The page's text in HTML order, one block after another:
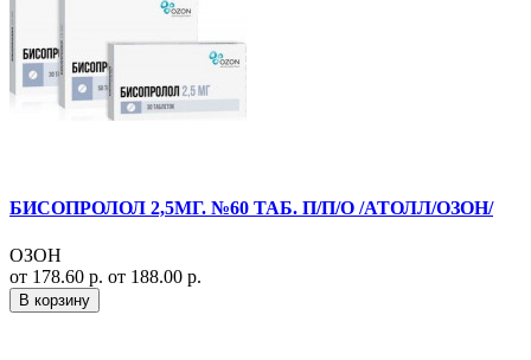
БИСОПРОЛОЛ 2,5МГ. №60 ТАБ. П/П/О /АТОЛЛ/ОЗОН/
ОЗОН
от 178.60 р. от 188.00 р.
В корзину